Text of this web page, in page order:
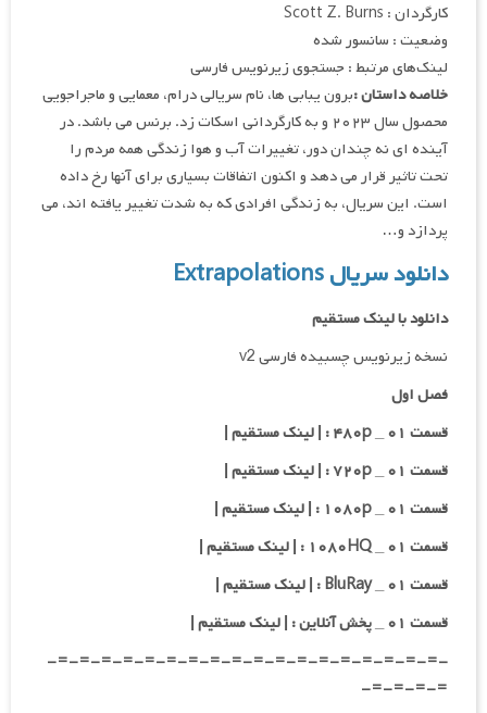
کارگردان : Scott Z. Burns
وضعیت : سانسور شده
لینک‌های مرتبط : جستجوی زیرنویس فارسی
خلاصه داستان :برون یبابی ها، نام سریالی درام، معمایی و ماجراجویی
محصول سال ۲۰۲۳ و به کارگردانی اسکات زد. برنس می باشد. در
آینده ای نه چندان دور، تغییرات آب و هوا زندگی همه مردم را
تحت تاثیر قرار می دهد و اکنون اتفاقات بسیاری برای آنها رخ داده
است. این سریال، به زندگی افرادی که به شدت تغییر یافته اند، می
پردازد و…
دانلود سریال Extrapolations
دانلود با لینک مستقیم
نسخه زیرنویس چسبیده فارسی v2
فصل اول
قسمت ۰۱ _ ۴۸۰p : | لینک مستقیم |
قسمت ۰۱ _ ۷۲۰p : | لینک مستقیم |
قسمت ۰۱ _ ۱۰۸۰p : | لینک مستقیم |
قسمت ۰۱ _ ۱۰۸۰HQ : | لینک مستقیم |
قسمت ۰۱ _ BluRay : | لینک مستقیم |
قسمت ۰۱ _ پخش آنلاین : | لینک مستقیم |
-=-=-=-=-=-=-=-=-=-=-=-=-=-=-=-=-=-=-
=-=-=-=-